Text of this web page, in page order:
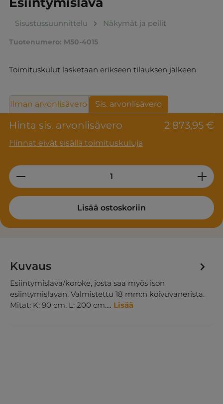
Sisustussuunnittelu Näkymät ja peilit
Tuotenumero: M50-4015
Toimituskulut lasketaan erikseen tilauksen jälkeen
Hinta sis. arvonlisävero 2 873,95 €
Hinnat eivät sisällä toimituskuluja
Ilman arvonlisävero Sis. arvonlisävero
Product Quantity: Enter the desired
Lisää ostoskoriin
Kuvaus
Esiintymislava/koroke, josta saa myös ison
esiintymislavan. Valmistettu 18 mm:n koivuvanerista.
Mitat: K: 90 cm. L: 200 cm.… Lisää